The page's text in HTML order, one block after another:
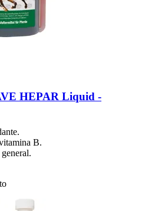
HEPAR Liquid -​
B.